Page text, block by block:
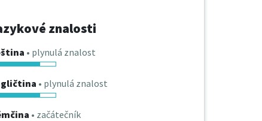
znalosti
• plynulá znalost
• plynulá znalost
• začátečník